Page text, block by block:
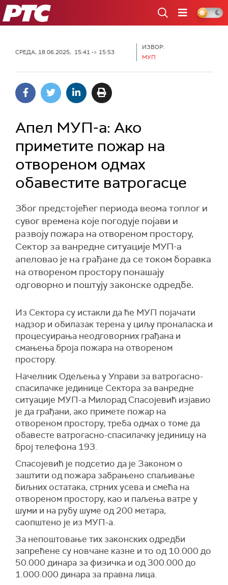
РТС
СРЕДА, 18.06.2025, 15:41 -> 15:53
ИЗВОР:
МУП
Апел МУП-а: Ако
приметите пожар на
отвореном одмах
обавестите ватрогасце
Због предстојећег периода веома топлог и
сувог времена које погодује појави и
развоју пожара на отвореном простору,
Сектор за ванредне ситуације МУП-а
апеловао је на грађане да се током боравка
на отвореном простору понашају
одговорно и поштују законске одредбе.
Из Сектора су истакли да ће МУП појачати
надзор и обилазак терена у циљу проналаска и
процесуирања неодговорних грађана и
смањења броја пожара на отвореном
простору.
Начелник Одељења у Управи за ватрогасно-
спасилачке јединице Сектора за ванредне
ситуације МУП-а Милорад Спасојевић изјавио
је да грађани, ако примете пожар на
отвореном простору, треба одмах о томе да
обавесте ватрогасно-спасилачку јединицу на
број телефона 193.
Спасојевић је подсетио да је Законом о
заштити од пожара забрањено спаљивање
биљних остатака, стрних усева и смећа на
отвореном простору, као и паљења ватре у
шуми и на рубу шуме од 200 метара,
саопштено је из МУП-а.
За непоштовање тих законских одредби
запрећене су новчане казне и то од 10.000 до
50.000 динара за физичка и од 300.000 до
1.000.000 динара за правна лица.